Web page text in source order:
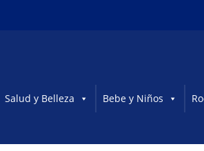
Salud y Belleza Bebe y Niños